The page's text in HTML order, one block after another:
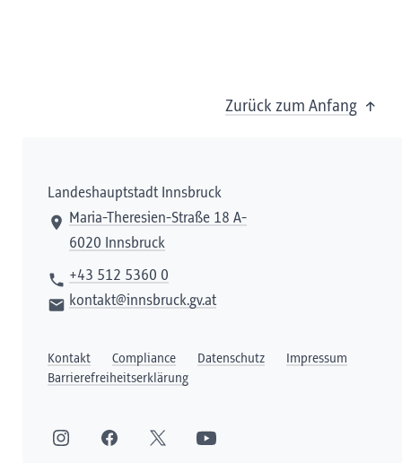
Zurück zum Anfang
Landeshauptstadt Innsbruck
Maria-Theresien-Straße 18 A-
6020 Innsbruck
+43 512 5360 0
kontakt@innsbruck.gv.at
Kontakt Compliance Datenschutz
Impressum
Barrierefreiheitserklärung